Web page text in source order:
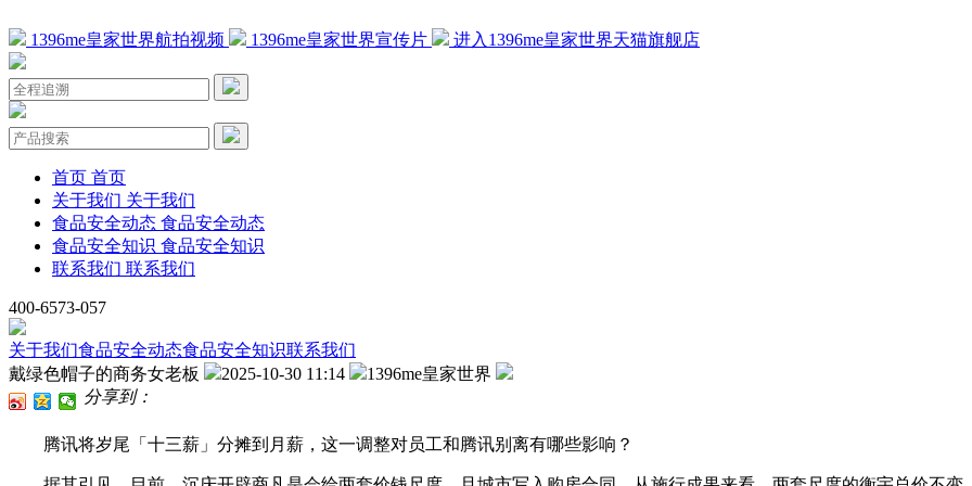
1396me皇家世界航拍视频 1396me皇家世界宣传片 进入1396me皇家世界天猫旗舰店
首页 首页
关于我们 关于我们
食品安全动态 食品安全动态
食品安全知识 食品安全知识
联系我们 联系我们
400-6573-057
关于我们食品安全动态食品安全知识联系我们
戴绿色帽子的商务女老板
2025-10-30 11:14
1396me皇家世界
分享到：
腾讯将岁尾「十三薪」分摊到月薪，这一调整对员工和腾讯别离有哪些影响？